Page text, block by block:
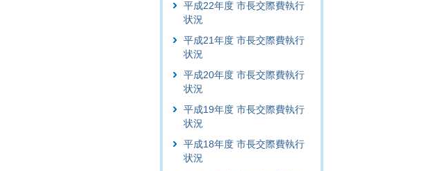
平成22年度 市長交際費執行
状況
平成21年度 市長交際費執行
状況
平成20年度 市長交際費執行
状況
平成19年度 市長交際費執行
状況
平成18年度 市長交際費執行
状況